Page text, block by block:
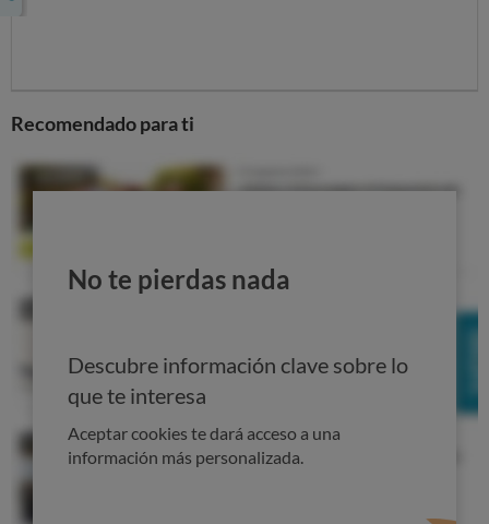
su eficacia.
¿Cuánta cafeína se puede tomar?
Hay notables diferencias de sensibilidad a la cafeína,
Recomendado para ti
No te pierdas nada
Descubre información clave sobre lo
que te interesa
Aceptar cookies te dará acceso a una
información más personalizada.